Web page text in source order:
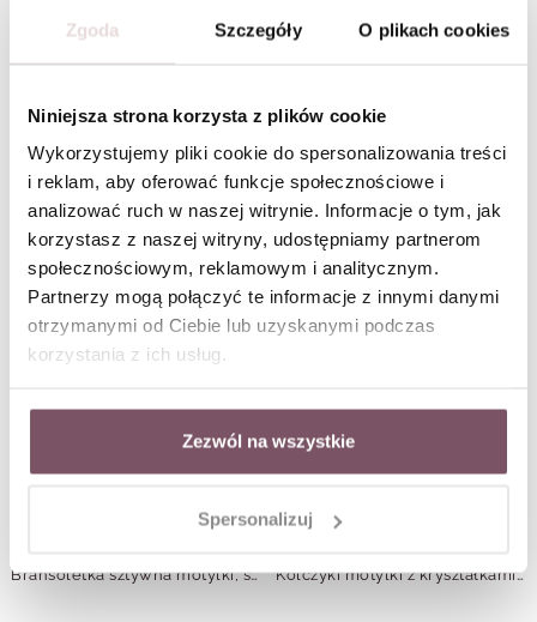
Zgoda Szczegóły O plikach cookies
Niniejsza strona korzysta z plików cookie
Wykorzystujemy pliki cookie do spersonalizowania treści
i reklam, aby oferować funkcje społecznościowe i
analizować ruch w naszej witrynie. Informacje o tym, jak
korzystasz z naszej witryny, udostępniamy partnerom
społecznościowym, reklamowym i analitycznym.
Partnerzy mogą połączyć te informacje z innymi danymi
otrzymanymi od Ciebie lub uzyskanymi podczas
korzystania z ich usług.
Zezwól na wszystkie
Spersonalizuj
Kolczyki motylki, stal pozłacana S212387Z00
Bransoletka sztywna motylki, stal pozłacana S112380Z00 Kolczyki motylki z kryształkami, stal pozłacana S212392Z00